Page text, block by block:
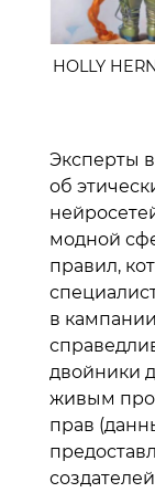
HOLLY
Эксперты
об
модной
правил,
в
двойники
живым
прав